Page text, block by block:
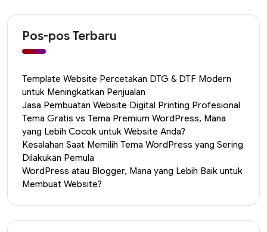
Pos-pos Terbaru
Template Website Percetakan DTG & DTF Modern
untuk Meningkatkan Penjualan
Jasa Pembuatan Website Digital Printing Profesional
Tema Gratis vs Tema Premium WordPress, Mana
yang Lebih Cocok untuk Website Anda?
Kesalahan Saat Memilih Tema WordPress yang Sering
Dilakukan Pemula
WordPress atau Blogger, Mana yang Lebih Baik untuk
Membuat Website?